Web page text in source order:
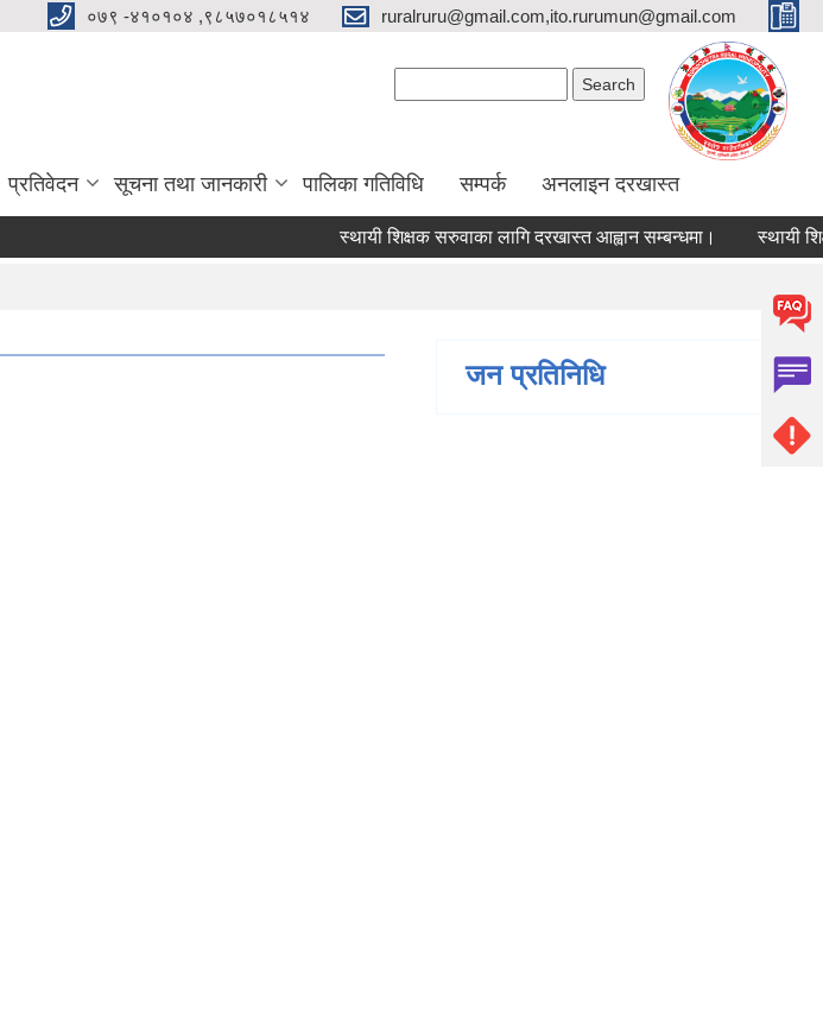
०७९ -४१०१०४ ,९८५७०१८५१४ ruralruru@gmail.com,ito.rurumun@gmail.com
प्रतिवेदन सूचना तथा जानकारी पालिका गतिविधि सम्पर्क अनलाइन दरखास्त
स्थायी शिक्षक सरुवाका लागि दरखास्त आह्वान सम्बन्धमा। स्थायी शिक्षक
जन प्रतिनिधि